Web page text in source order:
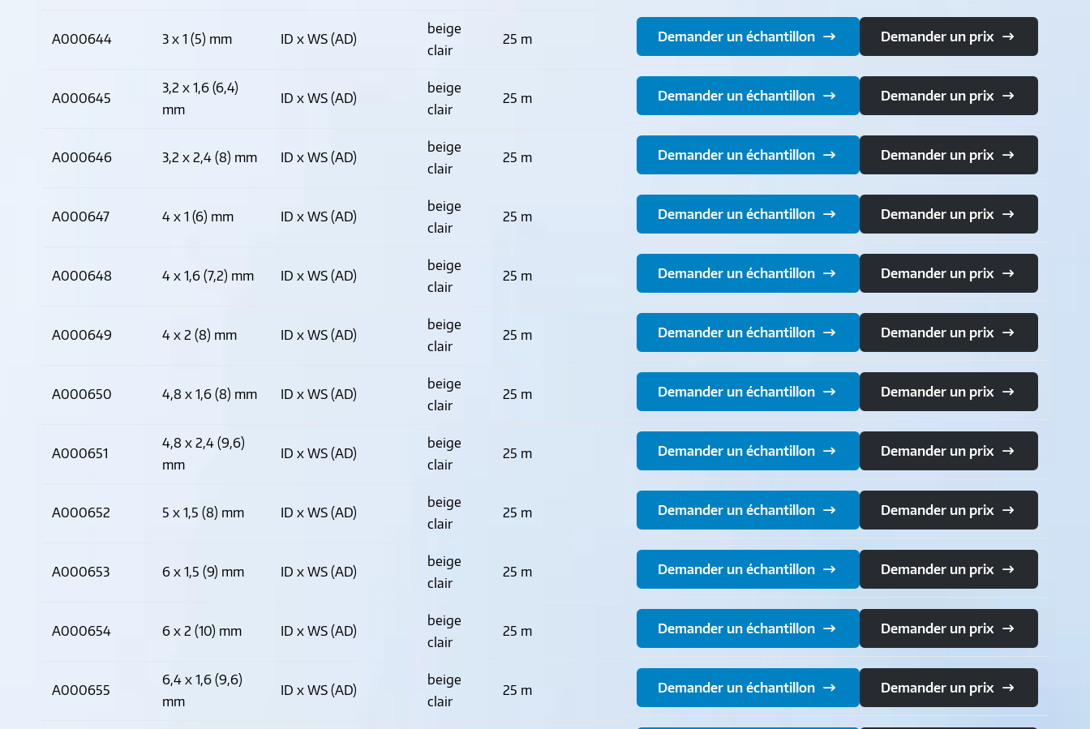
A000644 3 x 1 (5) mm ID x WS (AD)
beige
clair
25 m Demander un échantillon Demander un prix
A000645
3,2 x 1,6 (6,4)
mm
ID x WS (AD)
beige
clair
25 m Demander un échantillon Demander un prix
A000646 3,2 x 2,4 (8) mm ID x WS (AD)
beige
clair
25 m Demander un échantillon Demander un prix
A000647 4 x 1 (6) mm ID x WS (AD)
beige
clair
25 m Demander un échantillon Demander un prix
A000648 4 x 1,6 (7,2) mm ID x WS (AD)
beige
clair
25 m Demander un échantillon Demander un prix
A000649 4 x 2 (8) mm ID x WS (AD)
beige
clair
25 m Demander un échantillon Demander un prix
A000650 4,8 x 1,6 (8) mm ID x WS (AD)
beige
clair
25 m Demander un échantillon Demander un prix
A000651
4,8 x 2,4 (9,6)
mm
ID x WS (AD)
beige
clair
25 m Demander un échantillon Demander un prix
A000652 5 x 1,5 (8) mm ID x WS (AD)
beige
clair
25 m Demander un échantillon Demander un prix
A000653 6 x 1,5 (9) mm ID x WS (AD)
beige
clair
25 m Demander un échantillon Demander un prix
A000654 6 x 2 (10) mm ID x WS (AD)
beige
clair
25 m Demander un échantillon Demander un prix
A000655
6,4 x 1,6 (9,6)
mm
ID x WS (AD)
beige
clair
25 m Demander un échantillon Demander un prix